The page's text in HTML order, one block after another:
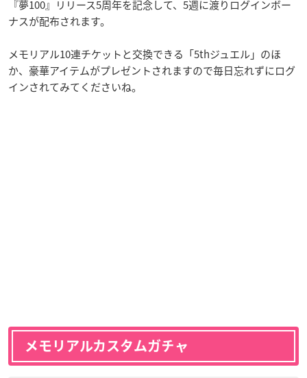
『夢100』リリース5周年を記念して、5週に渡りログインボー
ナスが配布されます。
メモリアル10連チケットと交換できる「5thジュエル」のほ
か、豪華アイテムがプレゼントされますので毎日忘れずにログ
インされてみてくださいね。
メモリアルカスタムガチャ